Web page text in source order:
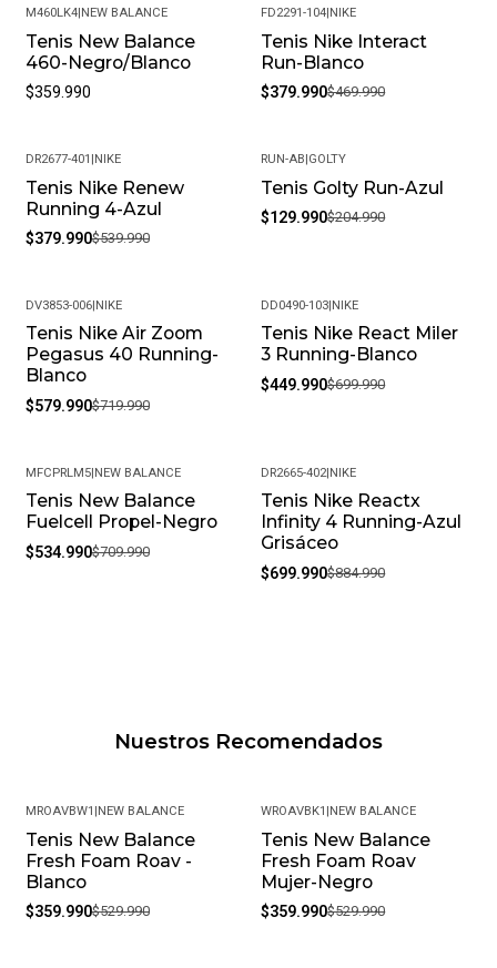
M460LK4|NEW BALANCE
Tenis New Balance
460-Negro/Blanco
$359.990
-19%
FD2291-104|NIKE
Tenis Nike Interact
Run-Blanco
$379.990$469.990
-30%
DR2677-401 |NIKE
Tenis Nike Renew
Running 4-Azul
$379.990$539.990
-37%
RUN-AB|GOLTY
Tenis Golty Run-Azul
$129.990$204.990
-19%
DV3853-006|NIKE
Tenis Nike Air Zoom
Pegasus 40 Running-
Blanco
$579.990$719.990
-36%
DD0490-103|NIKE
Tenis Nike React Miler
3 Running-Blanco
$449.990$699.990
-25%
MFCPRLM5|NEW BALANCE
Tenis New Balance
Fuelcell Propel-Negro
$534.990$709.990
-21%
DR2665-402|NIKE
Tenis Nike Reactx
Infinity 4 Running-Azul
Grisáceo
$699.990$884.990
Nuestros Recomendados
-32%
MROAVBW1 |NEW BALANCE
Tenis New Balance
Fresh Foam Roav -
Blanco
$359.990$529.990
-32%
WROAVBK1 |NEW BALANCE
Tenis New Balance
Fresh Foam Roav
Mujer-Negro
$359.990$529.990